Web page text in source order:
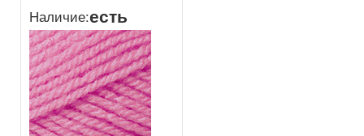
Наличие:есть